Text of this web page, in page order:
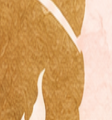
den allgemeinen
zu
Gesetzen
Rechtsverletzungen